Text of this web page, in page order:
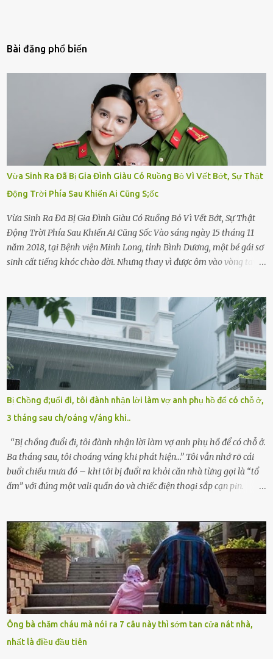
Bài đăng phổ biến
Vừa Sinh Ra Đã Bị Gia Đình Giàu Có Ruồng Bỏ Vì Vết Bớt, Sự Thật
Động Trời Phía Sau Khiến Ai Cũng S;ốc
Vừa Sinh Ra Đã Bị Gia Đình Giàu Có Ruồng Bỏ Vì Vết Bớt, Sự Thật
Động Trời Phía Sau Khiến Ai Cũng Sốc Vào sáng ngày 15 tháng 11
năm 2018, tại Bệnh viện Minh Long, tỉnh Bình Dương, một bé gái sơ
sinh cất tiếng khóc chào đời. Nhưng thay vì được ôm vào vòng tay
hảo, địa vị cao sang của ông Trần Quốc Tùng xem như điềm gở. Ông
Tùng, một doanh nhân quyền lực có tiếng ở Bình Dương, cùng vợ là
bà Đỗ Thị Nga, lập tức ra quyết định nhẫn tâm: bỏ lại đứa trẻ. Họ
viện cớ “không đủ khả năng nuôi dưỡng” và ký vào giấy từ chối
quyền giám hộ, yêu cầu bệnh viện xử lý bé như một trường hợp bị
bỏ rơi. Trong khi ấy, con gái ruột của họ – Trần Lệ Mi – vẫn đang
mê man sau sinh, hoàn toàn không hay biết chuyện gì xảy ra.
Thiếu úy Nguyễn Thị Mai, một nữ cảnh sát công tác tại địa phương,
tình cờ chứng kiến giây phút bé bị đưa đi trong lặng lẽ. Nét mặt đỏ
hỏn, bàn tay bé xíu co quắp, ...
Bị Chồng đ;uổi đi, tôi đành nhận lời làm vợ anh phụ hồ để có chỗ ở,
3 tháng sau ch/oáng v/áng khi..
“Bị chồng đuổi đi, tôi đành nhận lời làm vợ anh phụ hồ để có chỗ ở.
Ba tháng sau, tôi choáng váng khi phát hiện…” Tôi vẫn nhớ rõ cái
buổi chiều mưa đó – khi tôi bị đuổi ra khỏi căn nhà từng gọi là “tổ
ấm” với đúng một vali quần áo và chiếc điện thoại sắp cạn pin.
cưới cô để có con. Không phải để nuôi một cái thân bất tài chỉ biết
khóc lóc,” anh ta gằn giọng, đẩy mạnh cánh cửa trước mặt tôi.
Tiếng cánh cửa đóng lại, vang lên như một bản án lạnh lùng. Tôi
đứng chết lặng giữa cơn mưa, không biết đi đâu, về đâu. Bố mẹ tôi
mất sớm. Tôi chẳng có anh chị em. Họ hàng cũng thưa thớt, chẳng
ai thân thiết đến mức có thể mở lòng cho tôi tá túc. Bạn bè? Ai cũng
bận rộn với gia đình riêng của họ. Tôi đã từng đặt cược cả thanh
xuân vào người chồng ấy – và giờ, tôi chỉ còn lại chính mình. Tôi lên
chiếc xe buýt cuối ngày, trốn chạy khỏi thành phố và nỗi đau. Tôi v...
Ông bà chăm cháu mà nói ra 7 câu này thì sớm tan cửa nát nhà,
nhất là điều đầu tiên